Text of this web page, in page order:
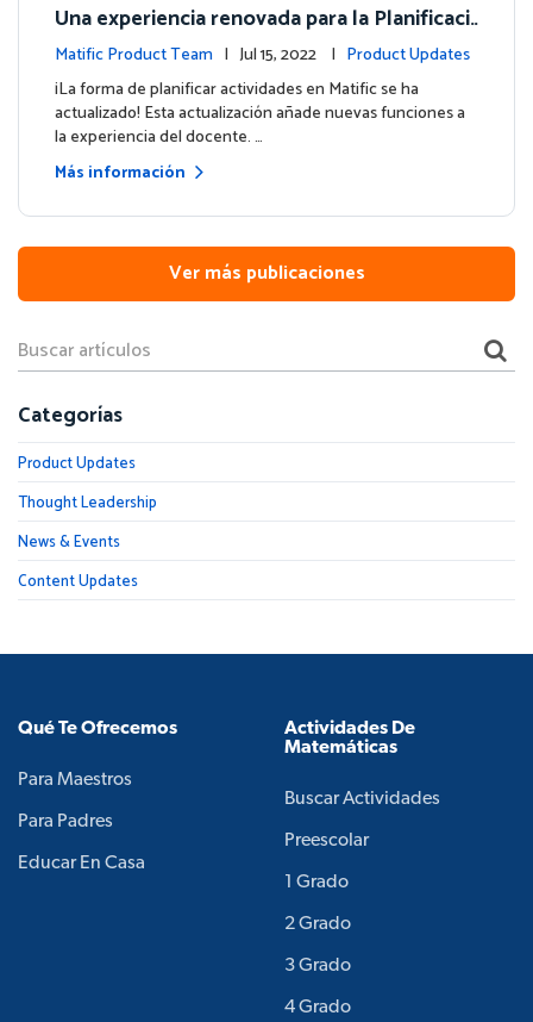
Una experiencia renovada para la Planificaci
ón de Actividades
Matific Product Team | Jul 15, 2022 | Product Updates
¡La forma de planificar actividades en Matific se ha
actualizado! Esta actualización añade nuevas funciones a
la experiencia del docente. …
Más información
Ver más publicaciones
Categorías
Product Updates
Thought Leadership
News & Events
Content Updates
Qué Te Ofrecemos
Para Maestros
Para Padres
Educar En Casa
Actividades De
Matemáticas
Buscar Actividades
Preescolar
1 Grado
2 Grado
3 Grado
4 Grado